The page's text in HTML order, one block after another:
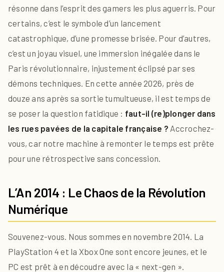
résonne dans l’esprit des gamers les plus aguerris. Pour
certains, c’est le symbole d’un lancement
catastrophique, d’une promesse brisée. Pour d’autres,
c’est un joyau visuel, une immersion inégalée dans le
Paris révolutionnaire, injustement éclipsé par ses
démons techniques. En cette année 2026, près de
douze ans après sa sortie tumultueuse, il est temps de
se poser la question fatidique : faut-il (re)plonger dans
les rues pavées de la capitale française ? Accrochez-
vous, car notre machine à remonter le temps est prête
pour une rétrospective sans concession.
L’An 2014 : Le Chaos de la Révolution
Numérique
Souvenez-vous. Nous sommes en novembre 2014. La
PlayStation 4 et la Xbox One sont encore jeunes, et le
PC est prêt à en découdre avec la « next-gen ».